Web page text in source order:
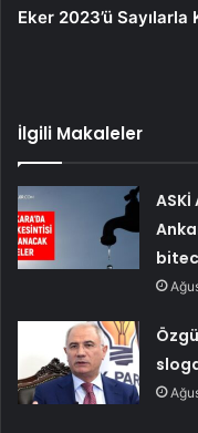
Eker 2023’ü Sayılarla
İlgili Makaleler